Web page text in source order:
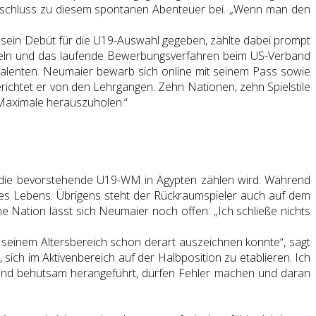
zu diesem spontanen Abenteuer bei. „Wenn man den
Debüt für die U19-Auswahl gegeben, zählte dabei prompt
und das laufende Bewerbungsverfahren beim US-Verband
Neumaier bewarb sich online mit seinem Pass sowie
er von den Lehrgängen. Zehn Nationen, zehn Spielstile
herauszuholen.“
bevorstehende U19-WM in Ägypten zählen wird. Während
Lebens. Übrigens steht der Rückraumspieler auch auf dem
Nation lässt sich Neumaier noch offen: „Ich schließe nichts
Altersbereich schon derart auszeichnen konnte“, sagt
im Aktivenbereich auf der Halbposition zu etablieren. Ich
behutsam herangeführt, dürfen Fehler machen und daran